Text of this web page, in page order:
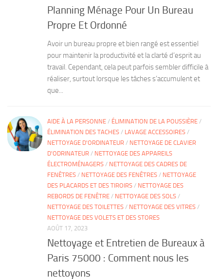
Planning Ménage Pour Un Bureau
Propre Et Ordonné
Avoir un bureau propre et bien rangé est essentiel
pour maintenir la productivité et la clarté d’esprit au
travail. Cependant, cela peut parfois sembler difficile à
réaliser, surtout lorsque les tâches s’accumulent et
que...
AIDE À LA PERSONNE / ÉLIMINATION DE LA POUSSIÈRE /
ÉLIMINATION DES TACHES / LAVAGE ACCESSOIRES /
NETTOYAGE D'ORDINATEUR / NETTOYAGE DE CLAVIER
D'ODRINATEUR / NETTOYAGE DES APPAREILS
ÉLECTROMÉNAGERS / NETTOYAGE DES CADRES DE
FENÊTRES / NETTOYAGE DES FENÊTRES / NETTOYAGE
DES PLACARDS ET DES TIROIRS / NETTOYAGE DES
REBORDS DE FENÊTRE / NETTOYAGE DES SOLS /
NETTOYAGE DES TOILETTES / NETTOYAGE DES VITRES /
NETTOYAGE DES VOLETS ET DES STORES
AOÛT 17, 2023
Nettoyage et Entretien de Bureaux à
Paris 75000 : Comment nous les
nettoyons